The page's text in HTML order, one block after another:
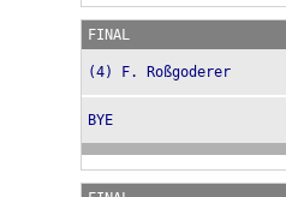
FINAL
(4) F. Roßgoderer
BYE